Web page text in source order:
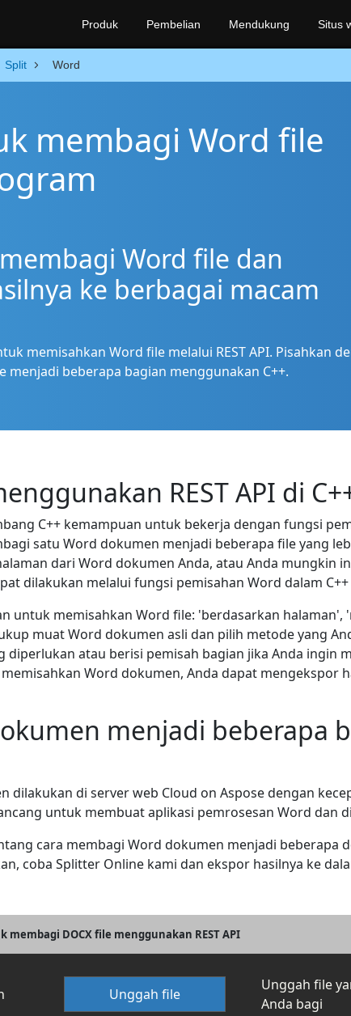
Split Word
membagi Word file
Word file dan
ke berbagai macam
memisahkan Word file melalui REST API. Pisahkan
menjadi beberapa bagian menggunakan C++.
REST API di
C++ kemampuan untuk bekerja dengan fungsi
satu Word dokumen menjadi beberapa file yang
dari Word dokumen Anda, atau Anda mungkin
dilakukan melalui fungsi pemisahan Word dalam
untuk memisahkan Word file: 'berdasarkan
muat Word dokumen asli dan pilih metode yang
diperlukan atau berisi pemisah bagian jika Anda ingin
Word dokumen, Anda dapat
menjadi beberapa
dilakukan di server web Cloud on Aspose dengan
untuk membuat aplikasi pemrosesan Word dan
cara membagi Word dokumen menjadi beberapa
coba Splitter Online kami dan ekspor hasilnya ke
membagi DOCX file menggunakan REST API
Unggah file
Unggah file
Anda bagi
Produk Pembelian Mendukung Situs